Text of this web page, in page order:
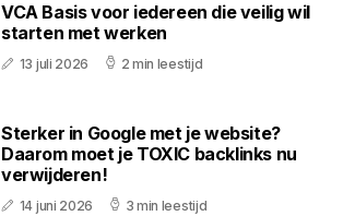
VCA Basis voor iedereen die veilig wil
starten met werken
13 juli 2026 2 min leestijd
Sterker in Google met je website?
Daarom moet je TOXIC backlinks nu
verwijderen!
14 juni 2026 3 min leestijd